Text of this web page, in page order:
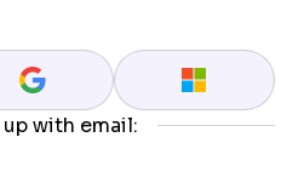
with email: